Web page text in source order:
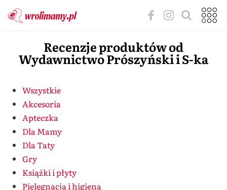
Recenzje produktów od
Wydawnictwo Prószyński i S-ka
Wszystkie
Akcesoria
Apteczka
Dla Mamy
Dla Taty
Gry
Książki i płyty
Pielęgnacja i higiena